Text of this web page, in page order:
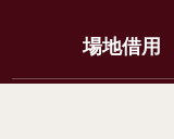
場地借用